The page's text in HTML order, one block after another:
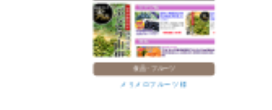
食品・惣菜
研ちゃん餃子本舗 様